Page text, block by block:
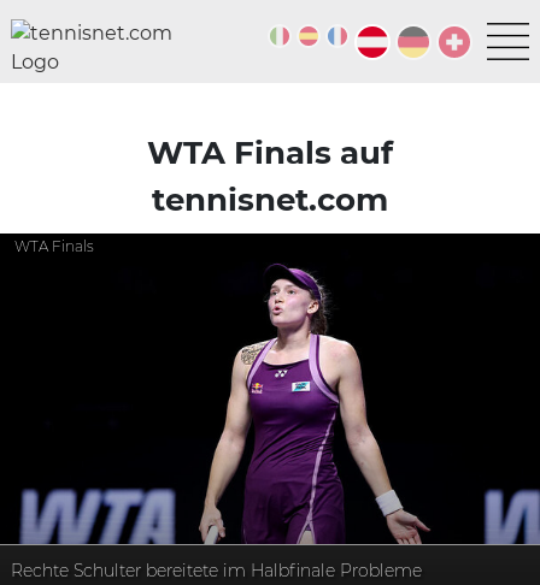
WTA Finals auf
tennisnet.com
WTA Finals
Rechte Schulter bereitete im Halbfinale Probleme